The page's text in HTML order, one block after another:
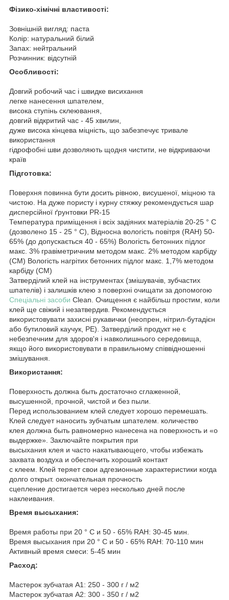
Фізико-хімічні властивості:
Зовнішній вигляд: паста
Колір: натуральний білий
Запах: нейтральний
Розчинник: відсутній
Особливості:
Довгий робочий час і швидке висихання
легке нанесення шпателем,
висока ступінь склеювання,
довгий відкритий час - 45 хвилин,
дуже висока кінцева міцність, що забезпечує тривале
використання
гідрофобні шви дозволяють щодня чистити, не відкриваючи
країв
Підготовка:
Поверхня повинна бути досить рівною, висушеної, міцною та
чистою. На дуже пористу і курну стяжку рекомендується шар
дисперсійної ґрунтовки PR-15
Температура приміщення і всіх задіяних матеріалів 20-25 ° C
(дозволено 15 - 25 ° C), Відносна вологість повітря (RAH) 50-
65% (до допускається 40 - 65%) Вологість бетонних підлог
макс. 3% гравіметричним методом макс. 2% методом карбіду
(СМ) Вологість нагрітих бетонних підлог макс. 1,7% методом
карбіду (СМ)
Затверділий клей на інструментах (змішувачів, зубчастих
шпателів) і залишків клею з поверхні очищати за допомогою
Спеціальні засоби Clean. Очищення є найбільш простим, коли
клей ще свіжий і незатвердив. Рекомендується
використовувати захисні рукавички (неопрен, нітрил-бутадієн
або бутиловий каучук, PE). Затверділий продукт не є
небезпечним для здоров'я і навколишнього середовища,
якщо його використовувати в правильному співвідношенні
змішування.
Використання:
Поверхность должна быть достаточно сглаженной,
высушенной, прочной, чистой и без пыли.
Перед использованием клей следует хорошо перемешать.
Клей следует наносить зубчатым шпателем. количество
клея должна быть равномерно нанесена на поверхность и «о
выдержке». Заключайте покрытия при
высыхания клея и часто накатывающего, чтобы избежать
захвата воздуха и обеспечить хороший контакт
с клеем. Клей теряет свои адгезионные характеристики когда
долго открыт. окончательная прочность
сцепление достигается через несколько дней после
наклеивания.
Время высыхания:
Время работы при 20 ° C и 50 - 65% RAH: 30-45 мин.
Время высыхания при 20 ° C и 50 - 65% RAH: 70-110 мин
Активный время смеси: 5-45 мин
Расход:
Мастерок зубчатая А1: 250 - 300 г / м2
Мастерок зубчатая А2: 300 - 350 г / м2